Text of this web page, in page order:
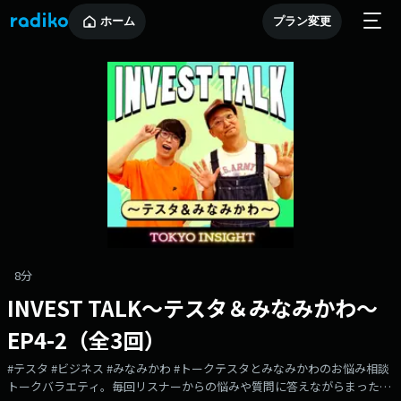
ホーム プラン変更
8分
INVEST TALK～テスタ＆みなみかわ～
EP4-2（全3回）
#テスタ #ビジネス #みなみかわ #トークテスタとみなみかわのお悩み相談
トークバラエティ。毎回リスナーからの悩みや質問に答えながらまったり